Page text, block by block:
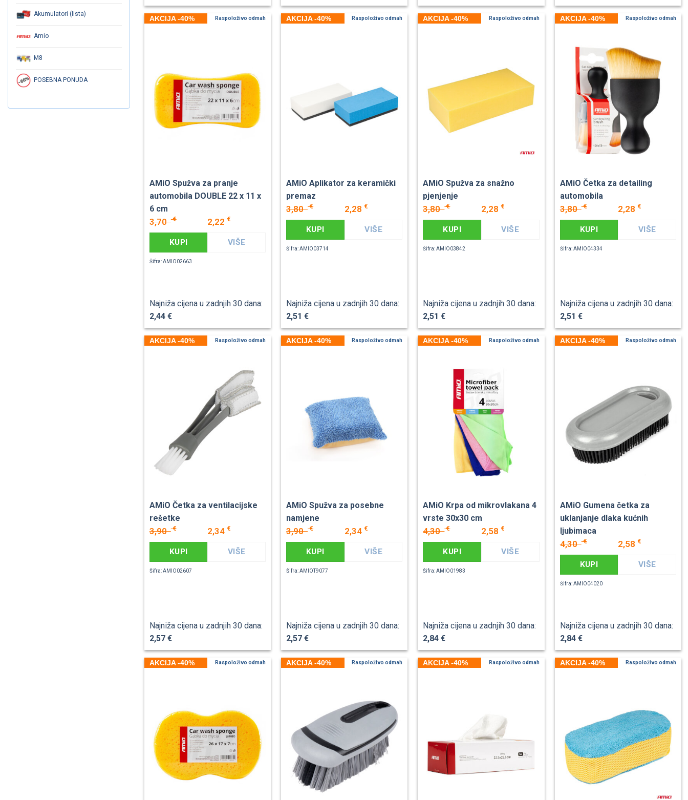
Akumulatori (lista)
Amio
M8
POSEBNA PONUDA
AKCIJA -40% Raspoloživo odmah
AMiO Spužva za pranje
automobila DOUBLE 22 x 11 x
6 cm
3,70€ 2,22 €
KUPI VIŠE
Šifra: AMIO02663
Najniža cijena u zadnjih 30 dana:
2,44 €
AKCIJA -40% Raspoloživo odmah
AMiO Aplikator za keramički
premaz
3,80€ 2,28 €
KUPI VIŠE
Šifra: AMIO03714
Najniža cijena u zadnjih 30 dana:
2,51 €
AKCIJA -40% Raspoloživo odmah
AMiO Spužva za snažno
pjenjenje
3,80€ 2,28 €
KUPI VIŠE
Šifra: AMIO03842
Najniža cijena u zadnjih 30 dana:
2,51 €
AKCIJA -40% Raspoloživo odmah
AMiO Četka za detailing
automobila
3,80€ 2,28 €
KUPI VIŠE
Šifra: AMIO04334
Najniža cijena u zadnjih 30 dana:
2,51 €
AKCIJA -40% Raspoloživo odmah
AMiO Četka za ventilacijske
rešetke
3,90€ 2,34 €
KUPI VIŠE
Šifra: AMIO02607
Najniža cijena u zadnjih 30 dana:
2,57 €
AKCIJA -40% Raspoloživo odmah
AMiO Spužva za posebne
namjene
3,90€ 2,34 €
KUPI VIŠE
Šifra: AMIOT9077
Najniža cijena u zadnjih 30 dana:
2,57 €
AKCIJA -40% Raspoloživo odmah
AMiO Krpa od mikrovlakana 4
vrste 30x30 cm
4,30€ 2,58 €
KUPI VIŠE
Šifra: AMIO01983
Najniža cijena u zadnjih 30 dana:
2,84 €
AKCIJA -40% Raspoloživo odmah
AMiO Gumena četka za
uklanjanje dlaka kućnih
ljubimaca
4,30€ 2,58 €
KUPI VIŠE
Šifra: AMIO04020
Najniža cijena u zadnjih 30 dana:
2,84 €
AKCIJA -40% Raspoloživo odmah AKCIJA -40% Raspoloživo odmah AKCIJA -40% Raspoloživo odmah AKCIJA -40% Raspoloživo odmah